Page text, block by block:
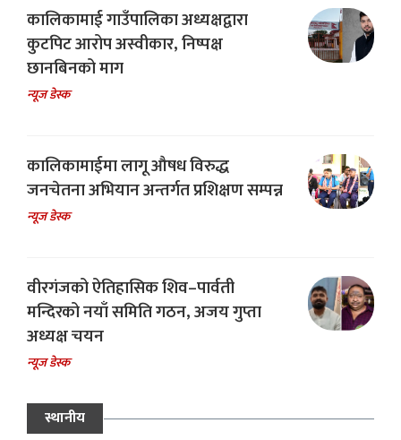
कालिकामाई गाउँपालिका अध्यक्षद्वारा
कुटपिट आरोप अस्वीकार, निष्पक्ष
छानबिनको माग
न्यूज डेस्क
कालिकामाईमा लागू औषध विरुद्ध
जनचेतना अभियान अन्तर्गत प्रशिक्षण सम्पन्न
न्यूज डेस्क
वीरगंजको ऐतिहासिक शिव–पार्वती
मन्दिरको नयाँ समिति गठन, अजय गुप्ता
अध्यक्ष चयन
न्यूज डेस्क
स्थानीय